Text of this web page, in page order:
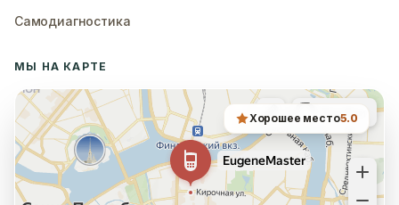
Самодиагностика
МЫ НА КАРТЕ
Хорошее место5.0